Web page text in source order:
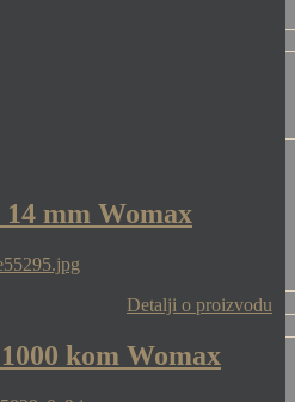
mm Womax
Detalji o proizvodu
kom Womax